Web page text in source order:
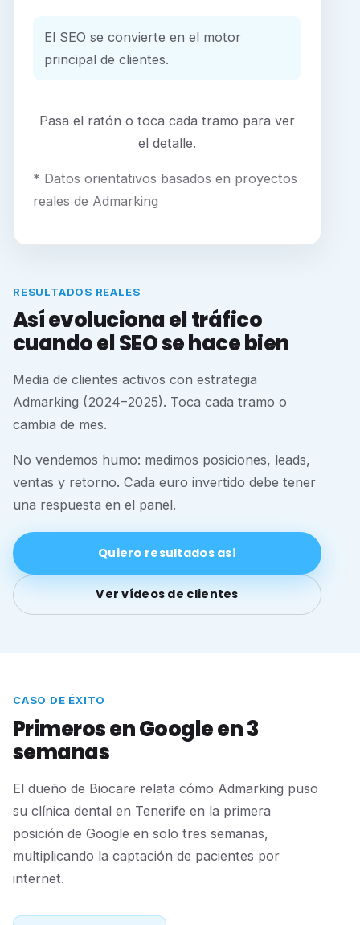
El SEO se convierte en el motor
principal de clientes.
Pasa el ratón o toca cada tramo para ver
el detalle.
* Datos orientativos basados en proyectos
reales de Admarking
RESULTADOS REALES
Así evoluciona el tráfico
cuando el SEO se hace bien
Media de clientes activos con estrategia
Admarking (2024–2025). Toca cada tramo o
cambia de mes.
No vendemos humo: medimos posiciones, leads,
ventas y retorno. Cada euro invertido debe tener
una respuesta en el panel.
Quiero resultados así
Ver vídeos de clientes
CASO DE ÉXITO
Primeros en Google en 3
semanas
El dueño de Biocare relata cómo Admarking puso
su clínica dental en Tenerife en la primera
posición de Google en solo tres semanas,
multiplicando la captación de pacientes por
internet.